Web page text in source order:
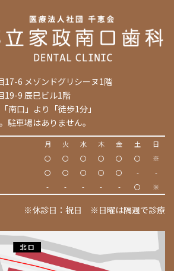
17-6 メゾンドグリシーヌ1階
19-9 辰巳ビル1階
南口」より「徒歩1分」
駐車場はありません。
月 火 水 木 金 土
日
〇 〇 〇 〇 〇 〇
※
〇 〇 〇 〇 〇 -
-
- - - - - 〇 ※
※休診日：祝日 ※日曜は隔週で診療